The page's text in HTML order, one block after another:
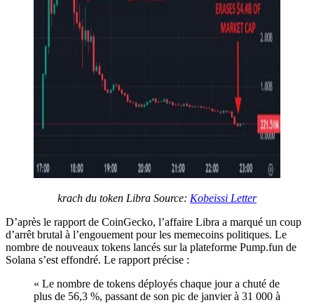
krach du token Libra Source: Kobeissi Letter
D’après le rapport de CoinGecko, l’affaire Libra a marqué un coup
d’arrêt brutal à l’engouement pour les memecoins politiques. Le
nombre de nouveaux tokens lancés sur la plateforme Pump.fun de
Solana s’est effondré. Le rapport précise :
« Le nombre de tokens déployés chaque jour a chuté de
plus de 56,3 %, passant de son pic de janvier à 31 000 à